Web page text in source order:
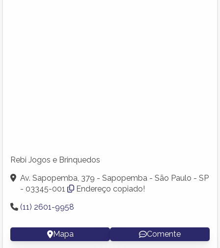
Rebi Jogos e Brinquedos
Av. Sapopemba, 379 - Sapopemba - São Paulo - SP
- 03345-001
Endereço copiado!
(11) 2601-9958
Mapa Comente